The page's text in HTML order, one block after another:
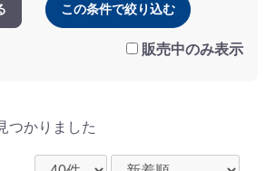
この条件で絞り込む
販売中のみ表示
つかりました